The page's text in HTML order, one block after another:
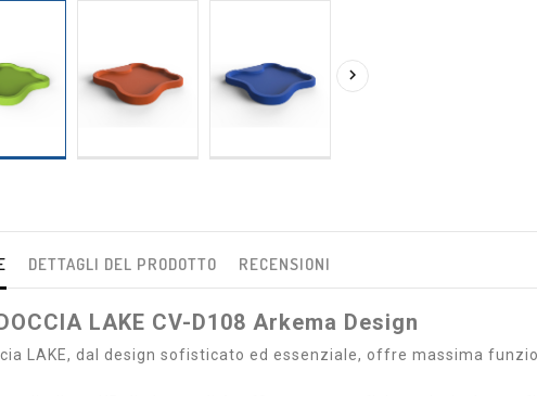
€Prezzo 97,00 €Prezzo
CARICO ACQUA

DETTAGLI DEL PRODOTTO RECENSIONI
LAKE CV-D108 Arkema Design
LAKE, dal design sofisticato ed essenziale, offre massima